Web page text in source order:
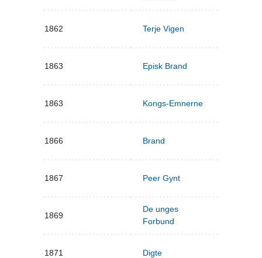
1862 Terje Vigen
1863 Episk Brand
1863 Kongs-Emnerne
1866 Brand
1867 Peer Gynt
1869
De unges
Forbund
1871 Digte